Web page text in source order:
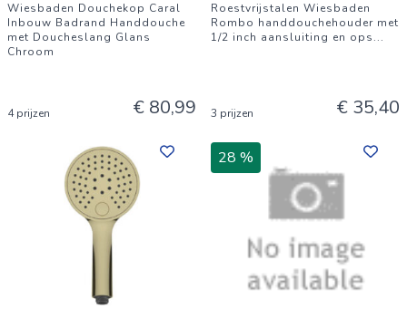
Wiesbaden Douchekop Caral
Inbouw Badrand Handdouche
met Doucheslang Glans
Chroom
4 prijzen € 80,99
Roestvrijstalen Wiesbaden
Rombo handdouchehouder met
1/2 inch aansluiting en ops...
3 prijzen € 35,40
28 %